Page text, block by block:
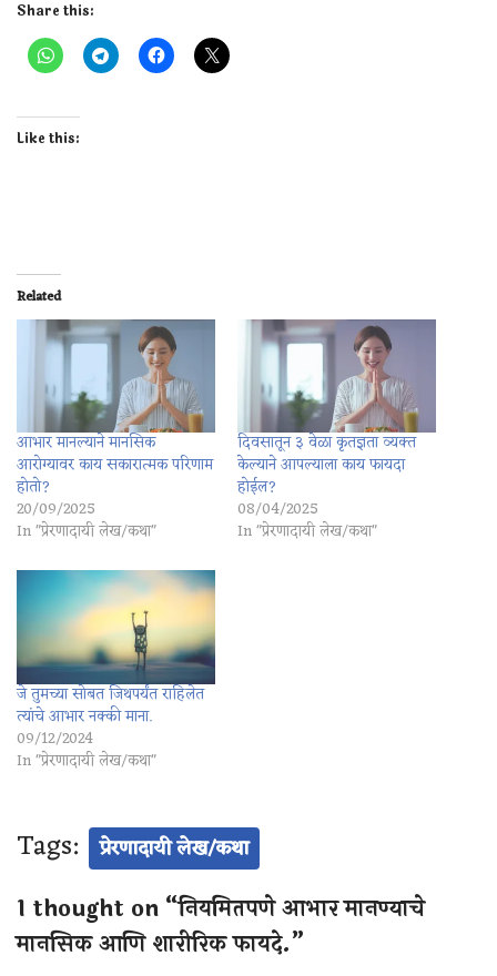
Share this:
Like this:
Related
आभार मानल्याने मानसिक
आरोग्यावर काय सकारात्मक परिणाम
होतो?
20/09/2025
In "प्रेरणादायी लेख/कथा"
दिवसातून ३ वेळा कृतज्ञता व्यक्त
केल्याने आपल्याला काय फायदा
होईल?
08/04/2025
In "प्रेरणादायी लेख/कथा"
जे तुमच्या सोबत जिथपर्यंत राहिलेत
त्यांचे आभार नक्की माना.
09/12/2024
In "प्रेरणादायी लेख/कथा"
Tags: प्रेरणादायी लेख/कथा
1 thought on “नियमितपणे आभार मानण्याचे
मानसिक आणि शारीरिक फायदे.”